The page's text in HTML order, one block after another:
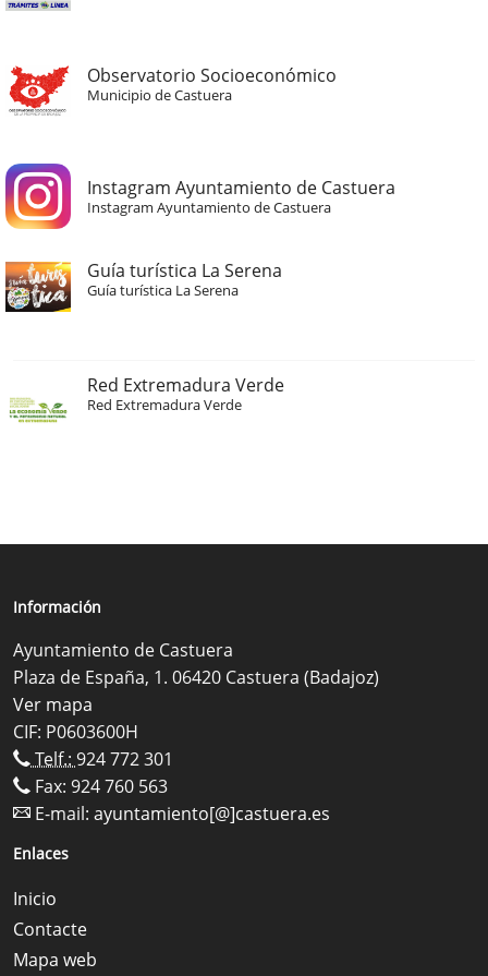
Observatorio Socioeconómico
Municipio de Castuera
Instagram Ayuntamiento de Castuera
Instagram Ayuntamiento de Castuera
Guía turística La Serena
Guía turística La Serena
Red Extremadura Verde
Red Extremadura Verde
Información
Ayuntamiento de Castuera
Plaza de España, 1. 06420 Castuera (Badajoz)
Ver mapa
CIF: P0603600H
Telf.: 924 772 301
Fax: 924 760 563
E-mail: ayuntamiento[@]castuera.es
Enlaces
Inicio
Contacte
Mapa web